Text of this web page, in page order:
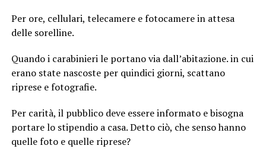
Per ore, cellulari, telecamere e fotocamere in attesa
delle sorelline.
Quando i carabinieri le portano via dall’abitazione. in cui
erano state nascoste per quindici giorni, scattano
riprese e fotografie.
Per carità, il pubblico deve essere informato e bisogna
portare lo stipendio a casa. Detto ciò, che senso hanno
quelle foto e quelle riprese?